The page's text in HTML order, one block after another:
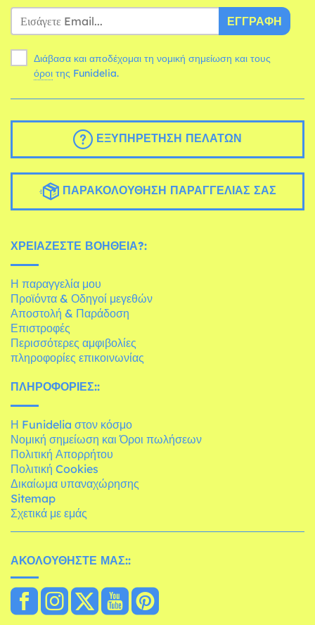
ΕΓΓΡΑΦΉ
Διάβασα και αποδέχομαι τη νομική σημείωση και τους
όροι της Funidelia.
ΕΞΥΠΗΡΈΤΗΣΗ ΠΕΛΑΤΏΝ
ΠΑΡΑΚΟΛΟΎΘΗΣΗ ΠΑΡΑΓΓΕΛΊΑΣ ΣΑΣ
ΧΡΕΙΆΖΕΣΤΕ ΒΟΉΘΕΙΑ?:
Η παραγγελία μου
Προϊόντα & Οδηγοί μεγεθών
Αποστολή & Παράδοση
Επιστροφές
Περισσότερες αμφιβολίες
πληροφορίες επικοινωνίας
ΠΛΗΡΟΦΟΡΊΕΣ::
Η Funidelia στον κόσμο
Νομική σημείωση και Όροι πωλήσεων
Πολιτική Απορρήτου
Πολιτική Cookies
Δικαίωμα υπαναχώρησης
Sitemap
Σχετικά με εμάς
ΑΚΟΛΟΥΘΉΣΤΕ ΜΑΣ::